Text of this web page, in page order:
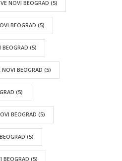
NOVI BEOGRAD (5)
BEOGRAD (5)
(5)
BEOGRAD (5)
(5)
BEOGRAD (5)
(5)
BEOGRAD (5)